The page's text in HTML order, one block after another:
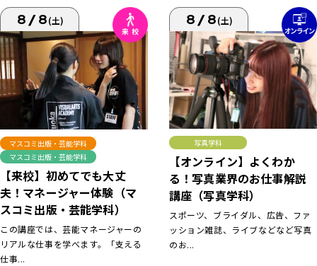
8/8(土)
マスコミ出版・芸能学科
マスコミ出版・芸能学科
【来校】初めてでも大丈
夫！マネージャー体験（マ
スコミ出版・芸能学科）
この講座では、芸能マネージャーの
リアルな仕事を学べます。「支える
仕事...
8/8(土)
写真学科
【オンライン】よくわか
る！写真業界のお仕事解説
講座（写真学科）
スポーツ、ブライダル、広告、ファ
ッション雑誌、ライブなどなど写真
のお...